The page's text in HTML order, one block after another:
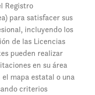
Registro
para satisfacer sus
incluyendo los
de las Licencias
pueden realizar
en su área
mapa estatal o una
criterios